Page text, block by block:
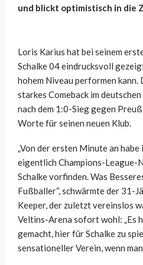
und blickt optimistisch in die
Loris Karius hat bei seinem
Schalke 04 eindrucksvoll
hohem Niveau performen
starkes Comeback im
nach dem 1:0-Sieg gegen
Worte für seinen neuen Klub.
„Von der ersten Minute an
eigentlich Champions-League-
Schalke vorfinden. Was
Fußballer“, schwärmte der 31-
Keeper, der zuletzt vereinslos
Veltins-Arena sofort wohl: „Es
gemacht, hier für Schalke zu
sensationeller Verein, wenn